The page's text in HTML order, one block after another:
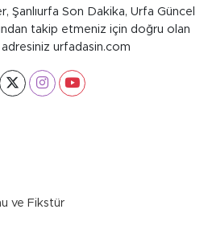
Şanlıurfa Son Dakika, Urfa Güncel
takip etmeniz için doğru olan
adresiniz urfadasin.com
ve Fikstür